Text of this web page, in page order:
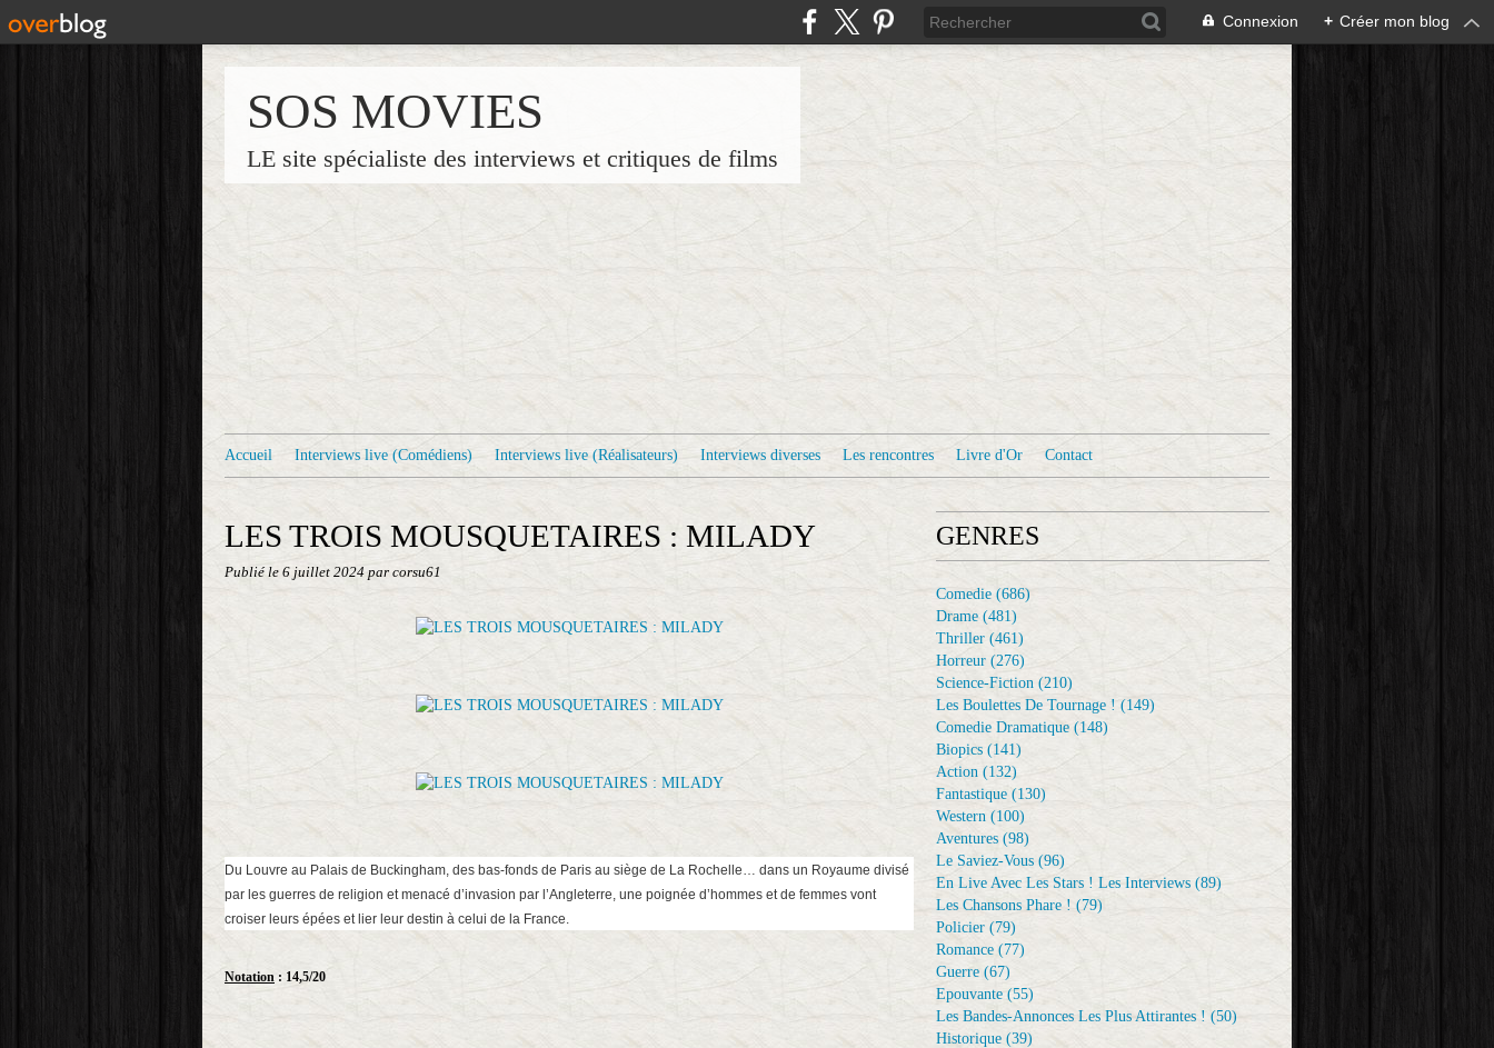
Connexion + Créer mon blog
SOS MOVIES
LE site spécialiste des interviews et critiques de films
Accueil Interviews live (Comédiens) Interviews live (Réalisateurs) Interviews diverses Les rencontres Livre d'Or Contact
LES TROIS MOUSQUETAIRES : MILADY
Publié le 6 juillet 2024 par corsu61
Du Louvre au Palais de Buckingham, des bas-fonds de Paris au siège de La Rochelle… dans un Royaume divisé
par les guerres de religion et menacé d’invasion par l’Angleterre, une poignée d’hommes et de femmes vont
croiser leurs épées et lier leur destin à celui de la France.
Notation : 14,5/20
GENRES
Comedie (686)
Drame (481)
Thriller (461)
Horreur (276)
Science-Fiction (210)
Les Boulettes De Tournage ! (149)
Comedie Dramatique (148)
Biopics (141)
Action (132)
Fantastique (130)
Western (100)
Aventures (98)
Le Saviez-Vous (96)
En Live Avec Les Stars ! Les Interviews (89)
Les Chansons Phare ! (79)
Policier (79)
Romance (77)
Guerre (67)
Epouvante (55)
Les Bandes-Annonces Les Plus Attirantes ! (50)
Historique (39)